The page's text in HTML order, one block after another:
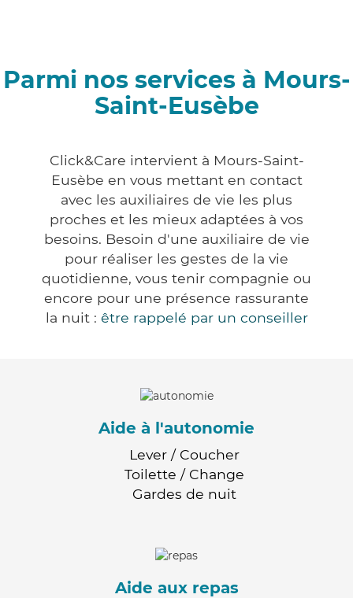
Parmi nos services à Mours-
Saint-Eusèbe
Click&Care intervient à Mours-Saint-
Eusèbe en vous mettant en contact
avec les auxiliaires de vie les plus
proches et les mieux adaptées à vos
besoins. Besoin d'une auxiliaire de vie
pour réaliser les gestes de la vie
quotidienne, vous tenir compagnie ou
encore pour une présence rassurante
la nuit : être rappelé par un conseiller
Aide à l'autonomie
Lever / Coucher
Toilette / Change
Gardes de nuit
Aide aux repas